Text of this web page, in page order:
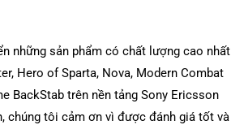
những sản phẩm có chất lượng cao nhất
Hero of Sparta, Nova, Modern Combat
BackStab trên nền tảng Sony Ericsson
chúng tôi cảm ơn vì được đánh giá tốt và